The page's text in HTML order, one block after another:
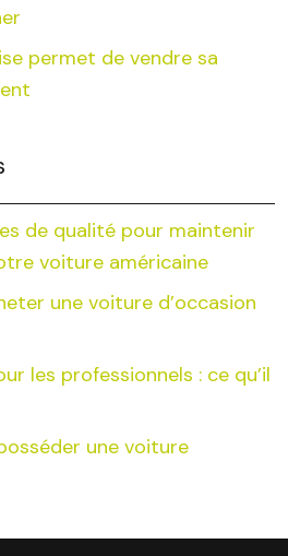
permet de vendre sa
de qualité pour maintenir
voiture américaine
une voiture d’occasion
les professionnels : ce qu’il
une voiture